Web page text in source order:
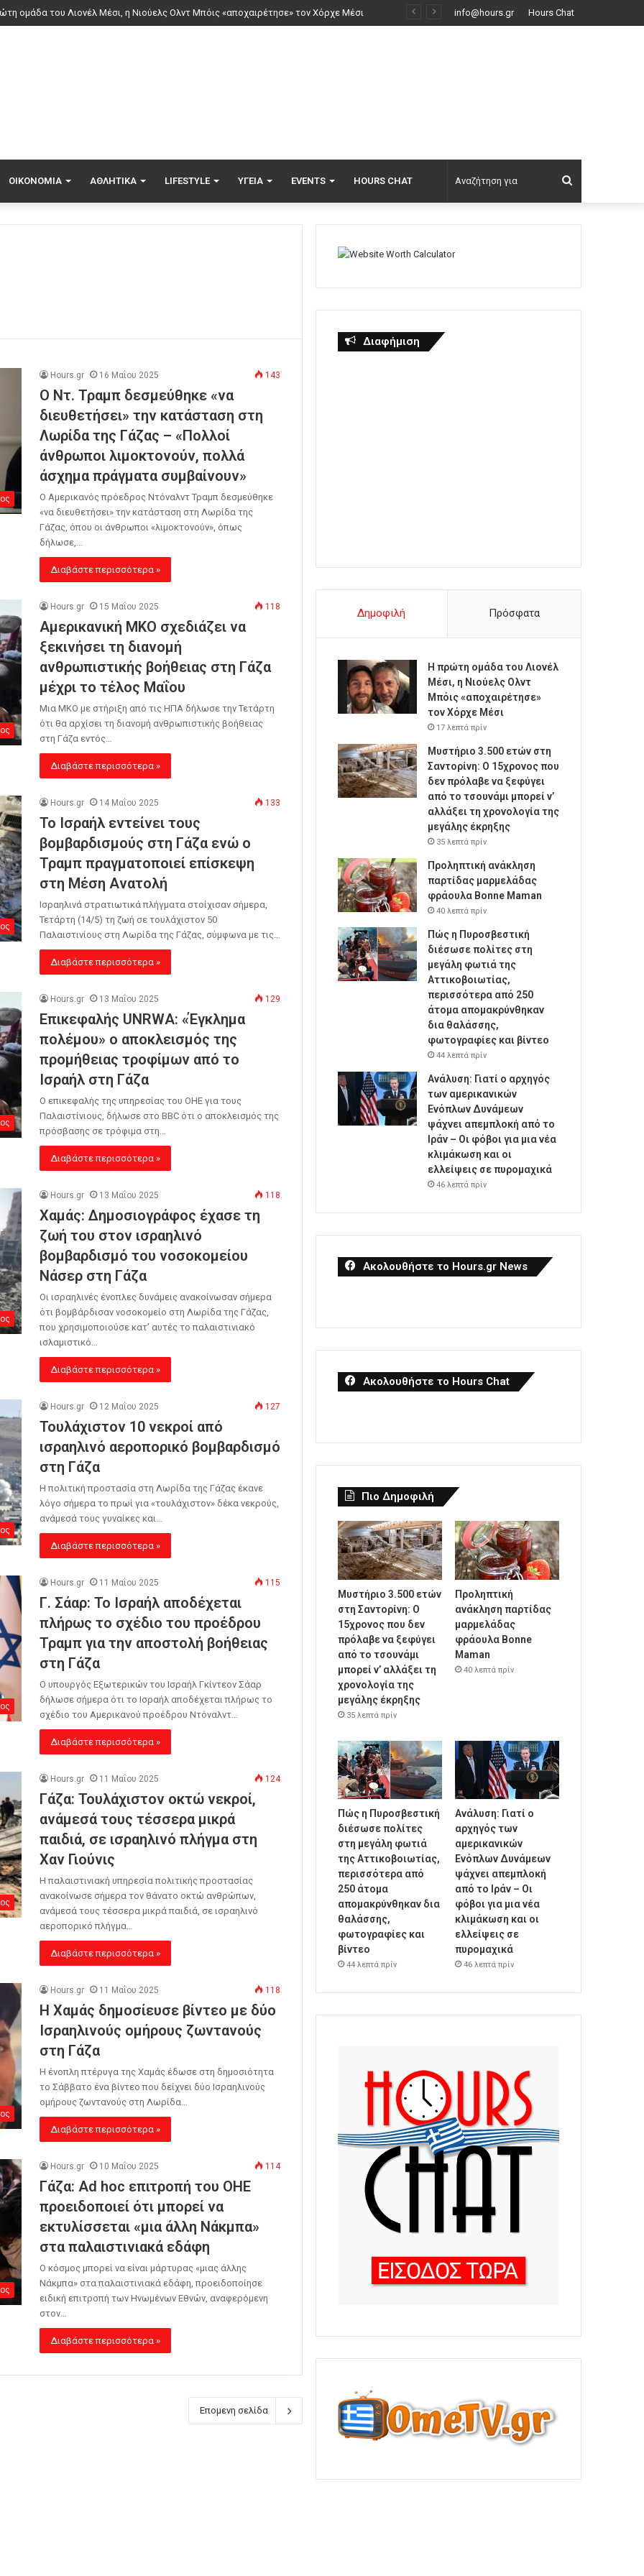
info@hours.gr Hours Chat
ΟΙΚΟΝΟΜΊΑ ΑΘΛΗΤΙΚΆ LIFESTYLE ΥΓΕΊΑ EVENTS HOURS CHAT
για
Hours.gr 16 Μαΐου 2025 143
Ο Ντ. Τραμπ δεσμεύθηκε «να
διευθετήσει» την κατάσταση στη
Λωρίδα της Γάζας – «Πολλοί
άνθρωποι λιμοκτονούν, πολλά
άσχημα πράγματα συμβαίνουν»
Ο Αμερικανός πρόεδρος Ντόναλντ Τραμπ δεσμεύθηκε
«να διευθετήσει» την κατάσταση στη Λωρίδα της
Γάζας, όπου οι άνθρωποι «λιμοκτονούν», όπως
δήλωσε,…
Διαβάστε περισσότερα »
Hours.gr 15 Μαΐου 2025 118
Αμερικανική ΜΚΟ σχεδιάζει να
ξεκινήσει τη διανομή
ανθρωπιστικής βοήθειας στη Γάζα
μέχρι το τέλος Μαΐου
Μια ΜΚΟ με στήριξη από τις ΗΠΑ δήλωσε την Τετάρτη
ότι θα αρχίσει τη διανομή ανθρωπιστικής βοήθειας
στη Γάζα εντός…
Διαβάστε περισσότερα »
Hours.gr 14 Μαΐου 2025 133
Το Ισραήλ εντείνει τους
βομβαρδισμούς στη Γάζα ενώ ο
Τραμπ πραγματοποιεί επίσκεψη
στη Μέση Ανατολή
Ισραηλινά στρατιωτικά πλήγματα στοίχισαν σήμερα,
Τετάρτη (14/5) τη ζωή σε τουλάχιστον 50
Παλαιστινίους στη Λωρίδα της Γάζας, σύμφωνα με τις…
Διαβάστε περισσότερα »
Hours.gr 13 Μαΐου 2025 129
Επικεφαλής UNRWA: «Έγκλημα
πολέμου» ο αποκλεισμός της
προμήθειας τροφίμων από το
Ισραήλ στη Γάζα
Ο επικεφαλής της υπηρεσίας του ΟΗΕ για τους
Παλαιστίνιους, δήλωσε στο BBC ότι ο αποκλεισμός της
πρόσβασης σε τρόφιμα στη…
Διαβάστε περισσότερα »
Hours.gr 13 Μαΐου 2025 118
Χαμάς: Δημοσιογράφος έχασε τη
ζωή του στον ισραηλινό
βομβαρδισμό του νοσοκομείου
Νάσερ στη Γάζα
Οι ισραηλινές ένοπλες δυνάμεις ανακοίνωσαν σήμερα
ότι βομβάρδισαν νοσοκομείο στη Λωρίδα της Γάζας,
που χρησιμοποιούσε κατ’ αυτές το παλαιστινιακό
ισλαμιστικό…
Διαβάστε περισσότερα »
Hours.gr 12 Μαΐου 2025 127
Τουλάχιστον 10 νεκροί από
ισραηλινό αεροπορικό βομβαρδισμό
στη Γάζα
Η πολιτική προστασία στη Λωρίδα της Γάζας έκανε
λόγο σήμερα το πρωί για «τουλάχιστον» δέκα νεκρούς,
ανάμεσά τους γυναίκες και…
Διαβάστε περισσότερα »
Hours.gr 11 Μαΐου 2025 115
Γ. Σάαρ: Το Ισραήλ αποδέχεται
πλήρως το σχέδιο του προέδρου
Τραμπ για την αποστολή βοήθειας
στη Γάζα
Ο υπουργός Εξωτερικών του Ισραήλ Γκίντεον Σάαρ
δήλωσε σήμερα ότι το Ισραήλ αποδέχεται πλήρως το
σχέδιο του Αμερικανού προέδρου Ντόναλντ…
Διαβάστε περισσότερα »
Hours.gr 11 Μαΐου 2025 124
Γάζα: Τουλάχιστον οκτώ νεκροί,
ανάμεσά τους τέσσερα μικρά
παιδιά, σε ισραηλινό πλήγμα στη
Χαν Γιούνις
Η παλαιστινιακή υπηρεσία πολιτικής προστασίας
ανακοίνωσε σήμερα τον θάνατο οκτώ ανθρώπων,
ανάμεσά τους τέσσερα μικρά παιδιά, σε ισραηλινό
αεροπορικό πλήγμα…
Διαβάστε περισσότερα »
Hours.gr 11 Μαΐου 2025 118
Η Χαμάς δημοσίευσε βίντεο με δύο
Ισραηλινούς ομήρους ζωντανούς
στη Γάζα
Η ένοπλη πτέρυγα της Χαμάς έδωσε στη δημοσιότητα
το Σάββατο ένα βίντεο που δείχνει δύο Ισραηλινούς
ομήρους ζωντανούς στη Λωρίδα…
Διαβάστε περισσότερα »
Hours.gr 10 Μαΐου 2025 114
Γάζα: Ad hoc επιτροπή του ΟΗΕ
προειδοποιεί ότι μπορεί να
εκτυλίσσεται «μια άλλη Νάκμπα»
στα παλαιστινιακά εδάφη
Ο κόσμος μπορεί να είναι μάρτυρας «μιας άλλης
Νάκμπα» στα παλαιστινιακά εδάφη, προειδοποίησε
ειδική επιτροπή των Ηνωμένων Εθνών, αναφερόμενη
στον…
Διαβάστε περισσότερα »
Επομενη σελίδα
Διαφήμιση
Δημοφιλή Πρόσφατα
Η πρώτη ομάδα του Λιονέλ
Μέσι, η Νιούελς Ολντ
Μπόις «αποχαιρέτησε»
τον Χόρχε Μέσι
17 λεπτά πρίν
Μυστήριο 3.500 ετών στη
Σαντορίνη: Ο 15χρονος που
δεν πρόλαβε να ξεφύγει
από το τσουνάμι μπορεί ν’
αλλάξει τη χρονολογία της
μεγάλης έκρηξης
35 λεπτά πρίν
Προληπτική ανάκληση
παρτίδας μαρμελάδας
φράουλα Bonne Maman
40 λεπτά πρίν
Πώς η Πυροσβεστική
διέσωσε πολίτες στη
μεγάλη φωτιά της
Αττικοβοιωτίας,
περισσότερα από 250
άτομα απομακρύνθηκαν
δια θαλάσσης,
φωτογραφίες και βίντεο
44 λεπτά πρίν
Ανάλυση: Γιατί ο αρχηγός
των αμερικανικών
Ενόπλων Δυνάμεων
ψάχνει απεμπλοκή από το
Ιράν – Οι φόβοι για μια νέα
κλιμάκωση και οι
ελλείψεις σε πυρομαχικά
46 λεπτά πρίν
Ακολουθήστε το Hours.gr News
Ακολουθήστε το Hours Chat
Πιο Δημοφιλή
Μυστήριο 3.500 ετών
στη Σαντορίνη: Ο
15χρονος που δεν
πρόλαβε να ξεφύγει
από το τσουνάμι
μπορεί ν’ αλλάξει τη
χρονολογία της
μεγάλης έκρηξης
35 λεπτά πρίν
Προληπτική
ανάκληση παρτίδας
μαρμελάδας
φράουλα Bonne
Maman
40 λεπτά πρίν
Πώς η Πυροσβεστική
διέσωσε πολίτες
στη μεγάλη φωτιά
της Αττικοβοιωτίας,
περισσότερα από
250 άτομα
απομακρύνθηκαν δια
θαλάσσης,
φωτογραφίες και
βίντεο
44 λεπτά πρίν
Ανάλυση: Γιατί ο
αρχηγός των
αμερικανικών
Ενόπλων Δυνάμεων
ψάχνει απεμπλοκή
από το Ιράν – Οι
φόβοι για μια νέα
κλιμάκωση και οι
ελλείψεις σε
πυρομαχικά
46 λεπτά πρίν